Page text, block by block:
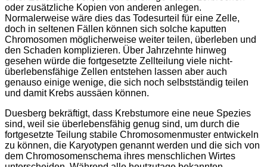
oder zusätzliche Kopien von anderen anlegen.
Normalerweise wäre dies das Todesurteil für eine Zelle,
doch in seltenen Fällen können sich solche kaputten
Chromosomen möglicherweise weiter teilen, überleben und
den Schaden komplizieren. Über Jahrzehnte hinweg
gesehen würde die fortgesetzte Zellteilung viele nicht-
überlebensfähige Zellen entstehen lassen aber auch
genauso einige wenige, die sich noch selbstständig teilen
und damit Krebs aussäen können.
Duesberg bekräftigt, dass Krebstumore eine neue Spezies
sind, weil sie überlebensfähig genug sind, um durch die
fortgesetzte Teilung stabile Chromosomenmuster entwickeln
zu können, die Karyotypen genannt werden und die sich von
dem Chromosomenschema ihres menschlichen Wirtes